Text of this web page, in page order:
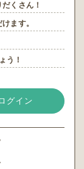
くさん！
ます。
う！
グイン